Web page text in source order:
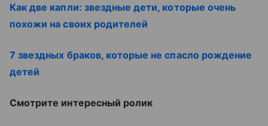
Как две капли: звездные дети, которые очень
похожи на своих родителей
7 звездных браков, которые не спасло рождение
детей
Смотрите интересный ролик